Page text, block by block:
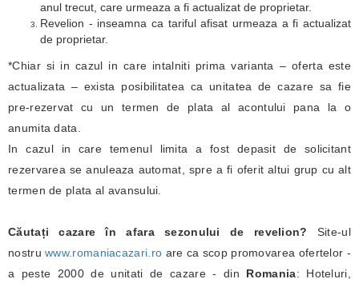
anul trecut, care urmeaza a fi actualizat de proprietar.
Revelion - inseamna ca tariful afisat urmeaza a fi actualizat
de proprietar.
*Chiar si in cazul in care intalniti prima varianta – oferta este
actualizata – exista posibilitatea ca unitatea de cazare sa fie
pre-rezervat cu un termen de plata al acontului pana la o
anumita data.
In cazul in care temenul limita a fost depasit de solicitant
rezervarea se anuleaza automat, spre a fi oferit altui grup cu alt
termen de plata al avansului.
Căutați cazare în afara sezonului de revelion? Site-ul
nostruwww.romaniacazari.ro are ca scop promovarea ofertelor -
a peste 2000 de unitati de cazare - din Romania: Hoteluri,